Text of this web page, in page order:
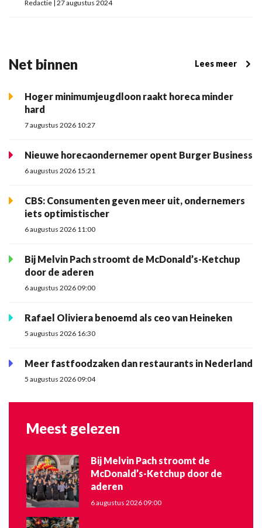
Redactie | 27 augustus 2024
Net binnen Lees meer
Hoger minimumjeugdloon raakt horeca minder
hard
7 augustus 2026 10:27
Nieuwe horecaondernemer opent Burger Business
6 augustus 2026 15:21
CBS: Consumenten geven meer uit, ondernemers
iets optimistischer
6 augustus 2026 11:00
Bij Melvin Pach stroomt de McDonald’s-Ketchup
door de aderen
6 augustus 2026 09:00
Rafael Oliviera benoemd als ceo van Heineken
5 augustus 2026 16:30
Meer fastfoodzaken dan restaurants in Nederland
5 augustus 2026 09:04
Meest gelezen
Bij Melvin Pach stroomt de
McDonald’s-Ketchup door de
aderen
6 augustus 2026 09:00